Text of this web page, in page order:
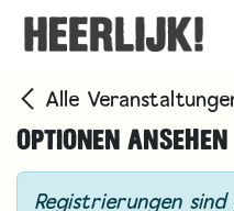
Zum Inhalt springen
Alle
OPTIONEN ANSEHEN
Registrierungen sind